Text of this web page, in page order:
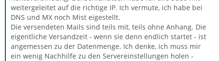
weitergeleitet auf die richtige IP. Ich vermute, ich habe bei
DNS und MX noch Mist eigestellt.
Die versendeten Mails sind teils mit, teils ohne Anhang. Die
eigentliche Versandzeit - wenn sie denn endlich startet - ist
angemessen zu der Datenmenge. Ich denke, ich muss mir
ein wenig Nachhilfe zu den Servereinstellungen holen -